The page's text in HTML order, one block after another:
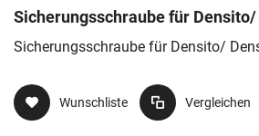
Sicherungsschraube für
Sicherungsschraube für Densito/
Wunschliste Vergleichen